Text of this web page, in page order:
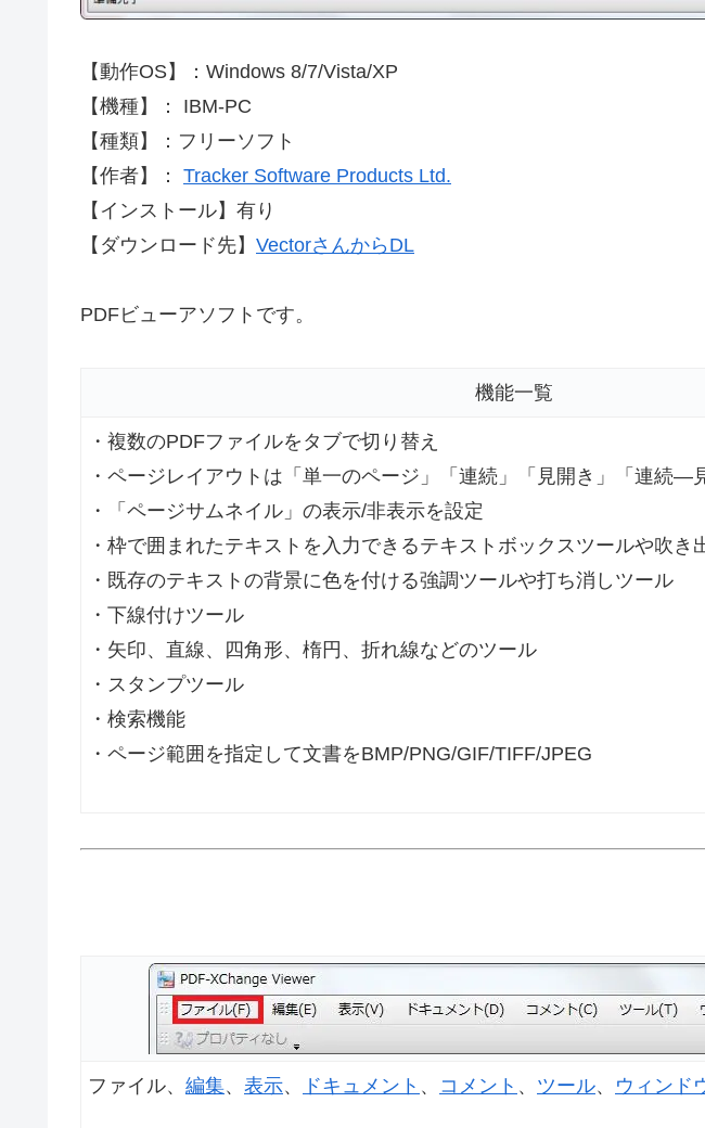
【動作OS】：Windows 8/7/Vista/XP
【機種】： IBM-PC
【種類】：フリーソフト
【作者】： Tracker Software Products Ltd.
【インストール】有り
【ダウンロード先】 VectorさんからDL
PDFビューアソフトです。
機能一覧
・複数のPDFファイルをタブで切り替え
・ページレイアウトは「単一のページ」「連続」「見開き」「連続―
・「ページサムネイル」の表示/非表示を設定
・枠で囲まれたテキストを入力できるテキストボックスツールや吹き
・既存のテキストの背景に色を付ける強調ツールや打ち消しツール
・下線付けツール
・矢印、直線、四角形、楕円、折れ線などのツール
・スタンプツール
・検索機能
・ページ範囲を指定して文書をBMP/PNG/GIF/TIFF/JPEG
ファイル、 編集、 表示、 ドキュメント 、 コメント 、 ツール、 ウィンド